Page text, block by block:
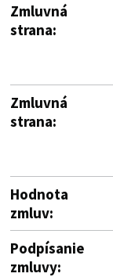
Zmluvná
strana:
Zmluvná
strana:
Hodnota
zmluv:
Podpísanie
zmluvy: